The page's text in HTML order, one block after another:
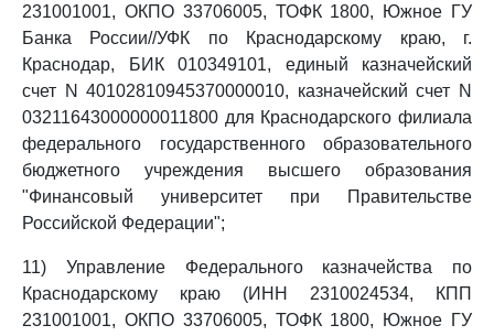
231001001, ОКПО 33706005, ТОФК 1800, Южное ГУ
Банка России//УФК по Краснодарскому краю, г.
Краснодар, БИК 010349101, единый казначейский
счет N 40102810945370000010, казначейский счет N
03211643000000011800 для Краснодарского филиала
федерального государственного образовательного
бюджетного учреждения высшего образования
"Финансовый университет при Правительстве
Российской Федерации";
11) Управление Федерального казначейства по
Краснодарскому краю (ИНН 2310024534, КПП
231001001, ОКПО 33706005, ТОФК 1800, Южное ГУ